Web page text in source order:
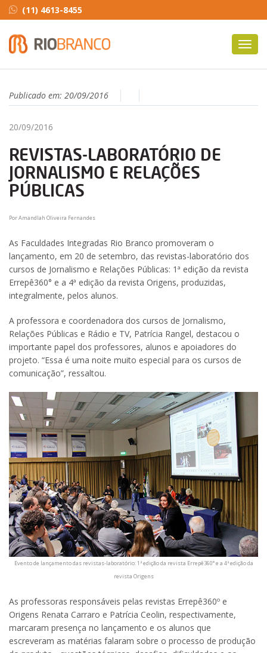
(11) 4613-8455
Publicado em: 20/09/2016
20/09/2016
REVISTAS-LABORATÓRIO DE
JORNALISMO E RELAÇÕES
PÚBLICAS
Por Amandlah Oliveira Fernandes
As Faculdades Integradas Rio Branco promoveram o
lançamento, em 20 de setembro, das revistas-laboratório dos
cursos de Jornalismo e Relações Públicas: 1ª edição da revista
Errepê360° e a 4ª edição da revista Origens, produzidas,
integralmente, pelos alunos.
A professora e coordenadora dos cursos de Jornalismo,
Relações Públicas e Rádio e TV, Patrícia Rangel, destacou o
importante papel dos professores, alunos e apoiadores do
projeto. “Essa é uma noite muito especial para os cursos de
comunicação”, ressaltou.
Evento de lançamento das revistas-laboratório: 1ª edição da revista Errepê360° e a 4ª edição da
revista Origens
As professoras responsáveis pelas revistas Errepê360º e
Origens Renata Carraro e Patrícia Ceolin, respectivamente,
marcaram presença no lançamento e os alunos que
escreveram as matérias falaram sobre o processo de produção